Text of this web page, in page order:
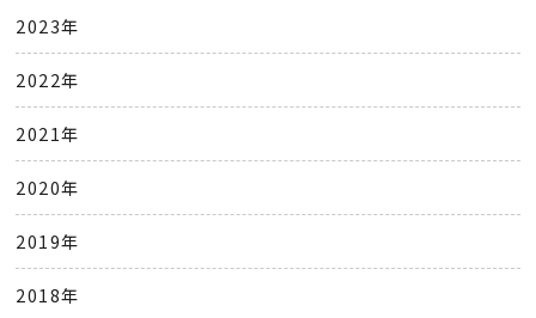
2023年
2022年
2021年
2020年
2019年
2018年